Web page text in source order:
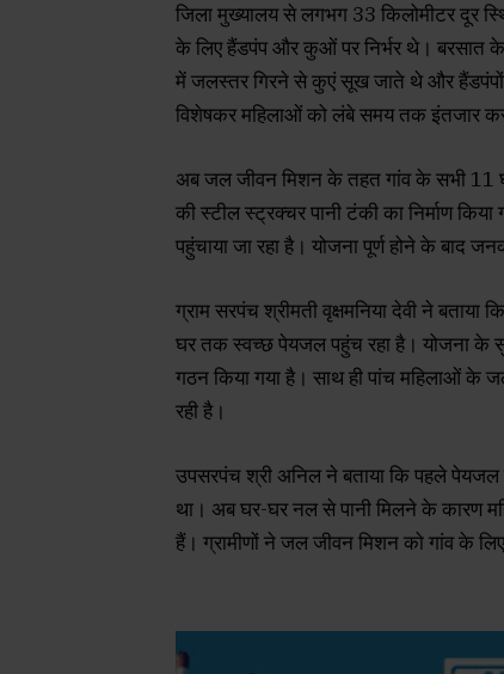
जिला मुख्यालय से लगभग 33 किलोमीटर दूर
के लिए हैंडपंप और कुओं पर निर्भर थे। बरसात के
में जलस्तर गिरने से कुएं सूख जाते थे और हैंडपंपों से
विशेषकर महिलाओं को लंबे समय तक इंतजार
अब जल जीवन मिशन के तहत गांव के सभी 11
की स्टील स्ट्रक्चर पानी टंकी का निर्माण
पहुंचाया जा रहा है। योजना पूर्ण होने के बाद
ग्राम सरपंच श्रीमती वृक्षमनिया देवी ने
घर तक स्वच्छ पेयजल पहुंच रहा है। योजना के
गठन किया गया है। साथ ही पांच महिलाओं के
रही है।
उपसरपंच श्री अनिल ने बताया कि पहले पेयजल
था। अब घर-घर नल से पानी मिलने के कारण
हैं। ग्रामीणों ने जल जीवन मिशन को गांव के लिए